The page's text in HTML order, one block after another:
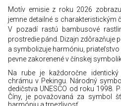
Motív emisie z roku 2026
jemne detailné s charakteristickým
V pozadí rastú bambusové
prostredie pánd. Dizajn zdôrazňuje
a symbolizuje harmóniu,
pevne zakorenené v čínskej
Na rube je každoročne
chrámu v Pekingu. Národný
dedičstva UNESCO od roku 1998.
Číny, je považovaná za symbol